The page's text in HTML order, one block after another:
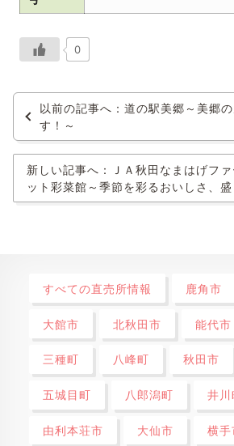
0
以前の記事へ：道の駅美郷～美郷
す！～
新しい記事へ：ＪＡ秋田なまはげフ
ット彩菜館～季節を彩るおいしさ、盛
すべての直売所情報 鹿角市
大館市 北秋田市 能代市
三種町 八峰町 秋田市
五城目町 八郎潟町 井川
由利本荘市 大仙市 横手